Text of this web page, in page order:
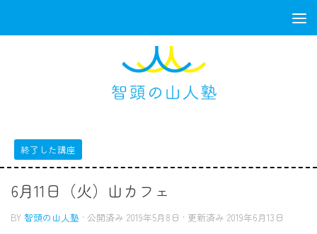
終了した講座
6月11日（火）山カフェ
BY 智頭の山人塾 · 公開済み 2019年5月8日 · 更新済み 2019年6月13日